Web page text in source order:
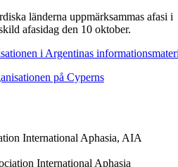
länderna uppmärksammas afasi i
afasidag den 10 oktober.
i Argentinas
på Cyperns
International Aphasia